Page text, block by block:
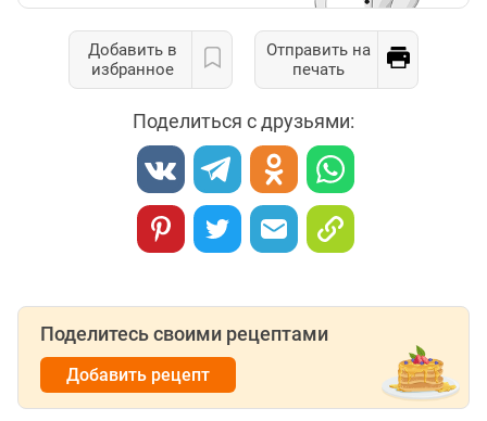
Добавить в
избранное
Отправить на
печать
Поделиться с друзьями:
Поделитесь своими рецептами
Добавить рецепт